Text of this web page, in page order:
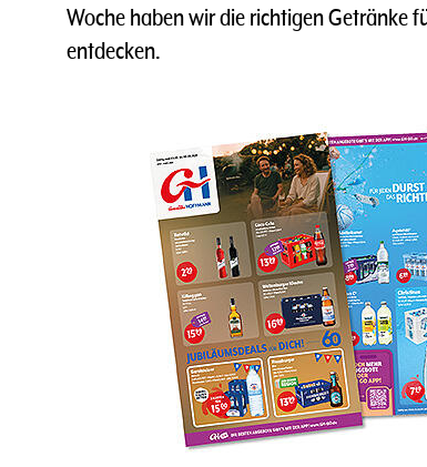
Woche haben wir die richtigen Getränke
entdecken.